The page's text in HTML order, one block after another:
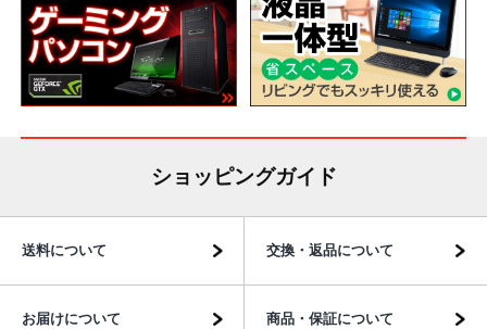
ショッピングガイド
送料について 交換・返品について
お届けについて 商品・保証について